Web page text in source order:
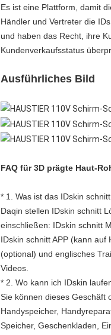
Es ist eine Plattform, damit
Händler und Vertreter die
und haben das Recht, ihre
Kundenverkaufsstatus
Ausführliches Bild
FAQ für 3D prägte Haut-
* 1. Was ist das IDskin
Daqin stellen IDskin schnitt
einschließen: IDskin schnitt
IDskin schnitt APP (kann
(optional) und englisches
Videos.
* 2. Wo kann ich IDskin
Sie können dieses Geschäft
Handyspeicher,
Speicher, Geschenkladen,